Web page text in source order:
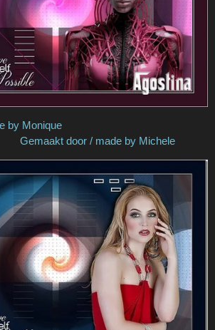
/ made by Monique
/ made by Michele